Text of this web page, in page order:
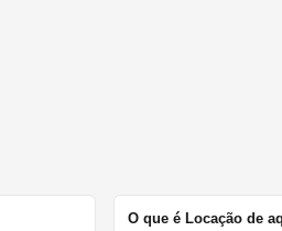
O que é Locação de